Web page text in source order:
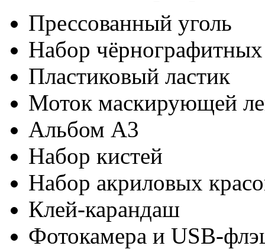
Прессованный уголь
Набор
Пластиковый ластик
Моток маскирующей
Альбом А3
Набор кистей
Набор акриловых
Клей-карандаш
Фотокамера и USB-